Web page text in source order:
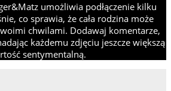
umożliwia podłączenie kilku
co sprawia, że cała rodzina może
chwilami. Dodawaj komentarze,
każdemu zdjęciu jeszcze większą
sentymentalną.